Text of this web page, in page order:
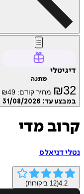
דיגיטלי
מתנה
₪32 מחיר קודם: ₪49
במבצע עד: 31/08/2026
קרוב מדי
נטלי דניאלס
4.2
(
12 ביקורות)